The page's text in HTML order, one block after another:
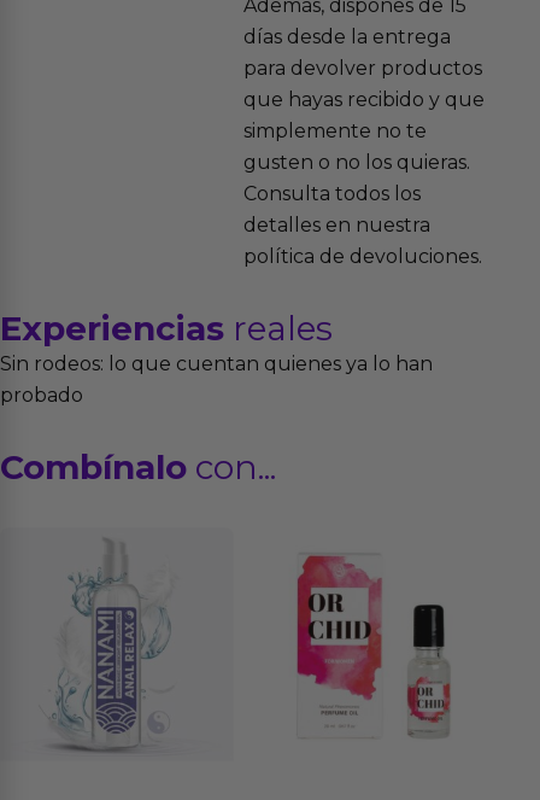
Además, dispones de 15
días desde la entrega
para devolver productos
que hayas recibido y que
simplemente no te
gusten o no los quieras.
Consulta todos los
detalles en nuestra
política de devoluciones.
Experiencias reales
Sin rodeos: lo que cuentan quienes ya lo han
probado
Combínalo con...